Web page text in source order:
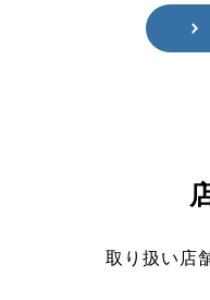
取り扱い店